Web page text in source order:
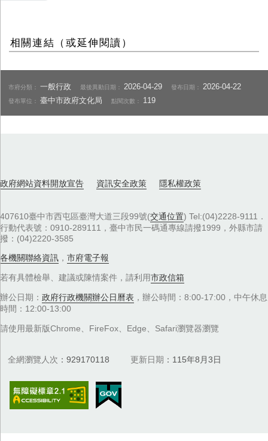
相關連結（或延伸閱讀）
市府分類：一般行政 最後異動日期： 2026-04-29 發布日期： 2026-04-22
發布單位：臺中市政府文化局 點閱次數： 119
政府網站資料開放宣告 資訊安全政策 隱私權政策
407610臺中市西屯區臺灣大道三段99號(交通位置) Tel:(04)2228-9111．
行動代表號：0910-289111，臺中市民一碼通專線請撥1999，外縣市請
撥：(04)2220-3585
各機關聯絡資訊 ， 市府電子報
若有具體檢舉、建議或陳情案件，請利用市政信箱
辦公日期： 政府行政機關辦公日曆表 ，辦公時間：8:00-17:00，中午休息
時間：12:00-13:00
請使用最新版Chrome、FireFox、Edge、Safari瀏覽器瀏覽
全網瀏覽人次 929170118 更新日期 115年8月3日